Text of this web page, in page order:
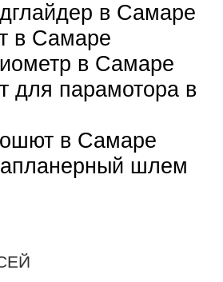
в Самаре
в Самаре
в Самаре
для парамотора в
в Самаре
шлем